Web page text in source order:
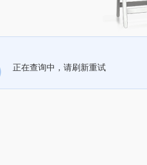
正在查询中，请刷新重试